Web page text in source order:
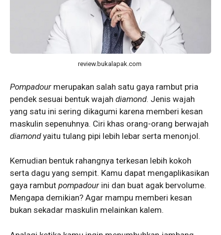
review.bukalapak.com
Pompadour merupakan salah satu gaya rambut pria
pendek sesuai bentuk wajah diamond. Jenis wajah
yang satu ini sering dikagumi karena memberi kesan
maskulin sepenuhnya. Ciri khas orang-orang berwajah
diamondyaitu tulang pipi lebih lebar serta menonjol.
Kemudian bentuk rahangnya terkesan lebih kokoh
serta dagu yang sempit. Kamu dapat mengaplikasikan
gaya rambut pompadour ini dan buat agak bervolume.
Mengapa demikian? Agar mampu memberi kesan
bukan sekadar maskulin melainkan kalem.